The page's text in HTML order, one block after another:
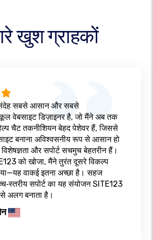
खुश ग्राहकों
सबसे आसान और सबसे
वेबसाइट डिज़ाइनर है, जो मैंने अब तक
चैट तकनीशियन बेहद पेशेवर हैं, जिससे
बनाना अविश्वसनीय रूप से आसान हो
और सपोर्ट सचमुच बेहतरीन हैं।
को खोजा, मैंने तुरंत दूसरे विकल्प
वाकई इतना अच्छा है। सहज
सपोर्ट का यह संयोजन SITE123
से अलग बनाता है।